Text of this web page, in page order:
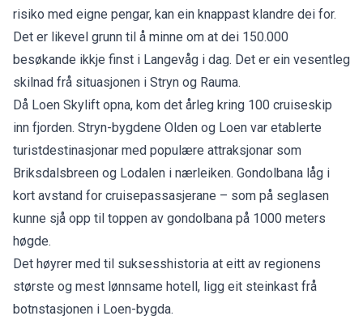
risiko med eigne pengar, kan ein knappast klandre dei for.
Det er likevel grunn til å minne om at dei 150.000
besøkande ikkje finst i Langevåg i dag. Det er ein vesentleg
skilnad frå situasjonen i Stryn og Rauma.
Då Loen Skylift opna, kom det årleg kring 100 cruiseskip
inn fjorden. Stryn-bygdene Olden og Loen var etablerte
turistdestinasjonar med populære attraksjonar som
Briksdalsbreen og Lodalen i nærleiken. Gondolbana låg i
kort avstand for cruisepassasjerane – som på seglasen
kunne sjå opp til toppen av gondolbana på 1000 meters
høgde.
Det høyrer med til suksesshistoria at eitt av regionens
største og mest lønnsame hotell, ligg eit steinkast frå
botnstasjonen i Loen-bygda.